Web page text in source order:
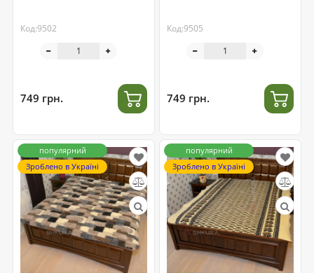
Код:9502
749 грн.
Код:9505
749 грн.
популярний
Зроблено в Україні
популярний
Зроблено в Україні